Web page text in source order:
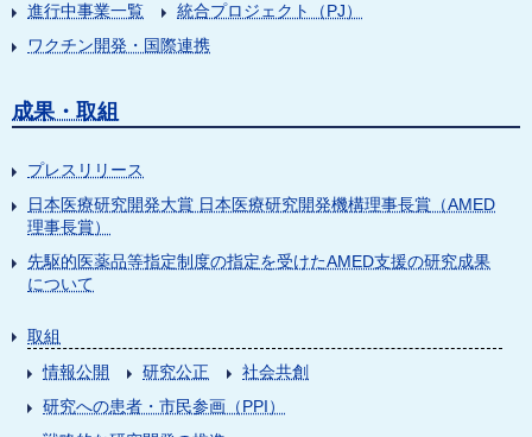
進行中事業一覧
統合プロジェクト（PJ）
ワクチン開発・国際連携
成果・取組
プレスリリース
日本医療研究開発大賞 日本医療研究開発機構理事長賞（AMED
理事長賞）
先駆的医薬品等指定制度の指定を受けたAMED支援の研究成果
について
取組
情報公開
研究公正
社会共創
研究への患者・市民参画（PPI）